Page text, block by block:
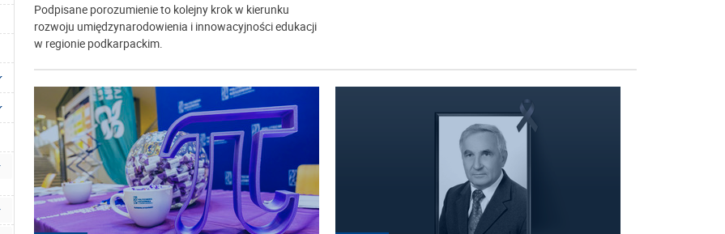
Podpisane porozumienie to kolejny krok w kierunku
rozwoju umiędzynarodowienia i innowacyjności edukacji
w regionie podkarpackim.